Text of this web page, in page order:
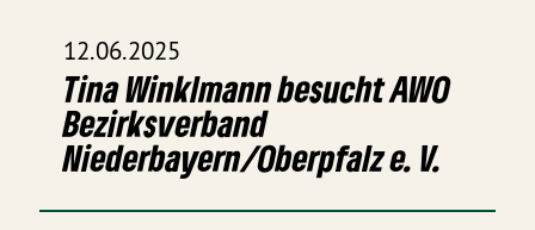
12.06.2025
Tina Winklmann besucht AWO
Bezirksverband
Niederbayern/Oberpfalz e. V.